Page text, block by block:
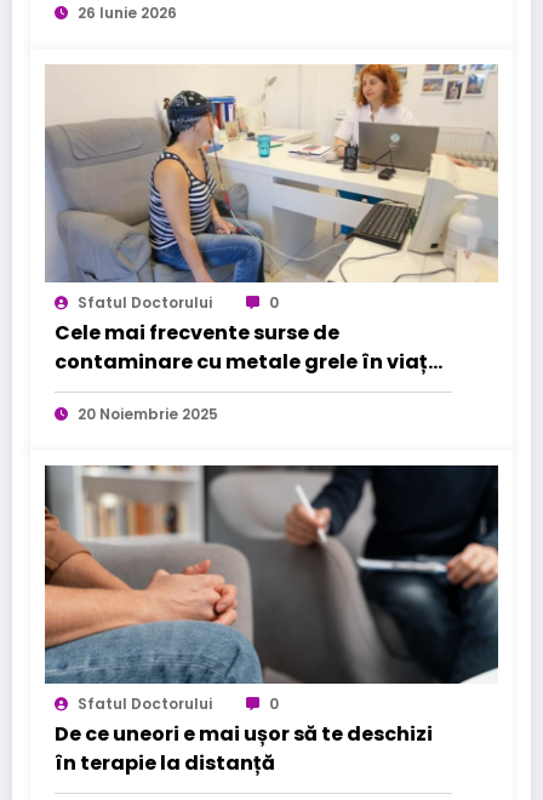
26 Iunie 2026
Sfatul Doctorului 0
Cele mai frecvente surse de
contaminare cu metale grele în viața
de zi cu zi
20 Noiembrie 2025
Sfatul Doctorului 0
De ce uneori e mai ușor să te deschizi
în terapie la distanță